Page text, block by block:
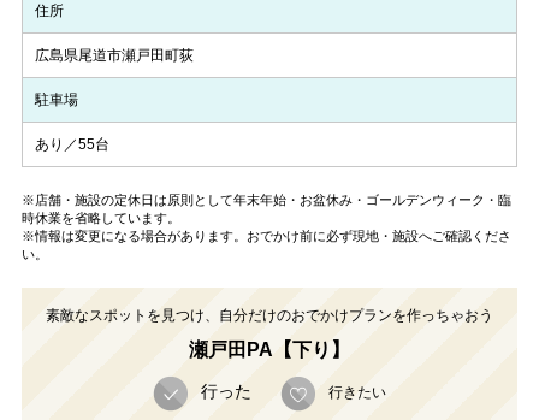
住所
広島県尾道市瀬戸田町荻
駐車場
あり／55台
※店舗・施設の定休日は原則として年末年始・お盆休み・ゴールデンウィーク・臨
時休業を省略しています。
※情報は変更になる場合があります。おでかけ前に必ず現地・施設へご確認くださ
い。
素敵なスポットを見つけ、自分だけのおでかけプランを作っちゃおう
瀬戸田PA【下り】
行った 行きたい